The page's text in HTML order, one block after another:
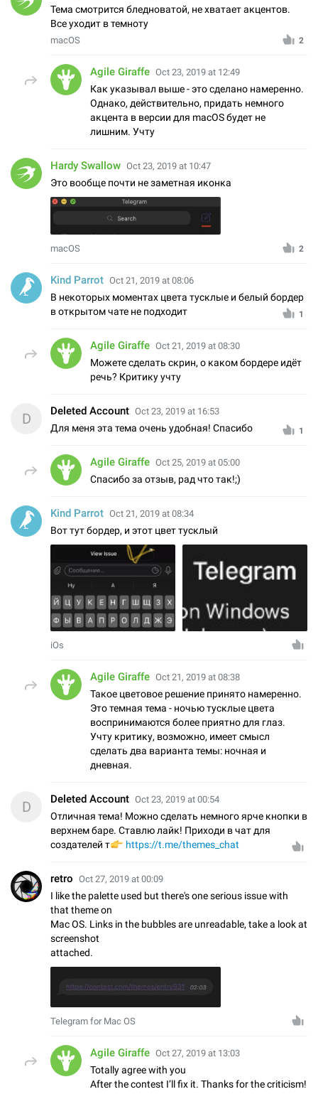
Тема смотрится бледноватой, не хватает акцентов.
Все уходит в темноту
macOS 2
Agile Giraffe Oct 23, 2019 at 12:49
Как указывал выше - это сделано намеренно.
Однако, действительно, придать немного
акцента в версии для macOS будет не
лишним. Учту
Hardy Swallow Oct 23, 2019 at 10:47
Это вообще почти не заметная иконка
macOS 2
Kind Parrot Oct 21, 2019 at 08:06
В некоторых моментах цвета тусклые и белый бордер
в открытом чате не подходит
1
Agile Giraffe Oct 21, 2019 at 08:30
Можете сделать скрин, о каком бордере идёт
речь? Критику учту
D Deleted Account Oct 23, 2019 at 16:53
Для меня эта тема очень удобная! Спасибо 1
Agile Giraffe Oct 25, 2019 at 05:00
Спасибо за отзыв, рад что так!;)
Kind Parrot Oct 21, 2019 at 08:34
Вот тут бордер, и этот цвет тусклый
iOs
Agile Giraffe Oct 21, 2019 at 08:38
Такое цветовое решение принято намеренно.
Это темная тема - ночью тусклые цвета
воспринимаются более приятно для глаз.
Учту критику, возможно, имеет смысл
сделать два варианта темы: ночная и
дневная.
D Deleted Account Oct 23, 2019 at 00:54
Отличная тема! Можно сделать немного ярче кнопки в
верхнем баре. Ставлю лайк! Приходи в чат для
создателей т
👉https://t.me/themes_chat
⁡retro Oct 27, 2019 at 00:09
I like the palette used but there's one serious issue with
that theme on
Mac OS. Links in the bubbles are unreadable, take a look at
screenshot
attached.
Telegram for Mac OS
Agile Giraffe Oct 27, 2019 at 13:03
Totally agree with you
After the contest I’ll fix it. Thanks for the criticism!